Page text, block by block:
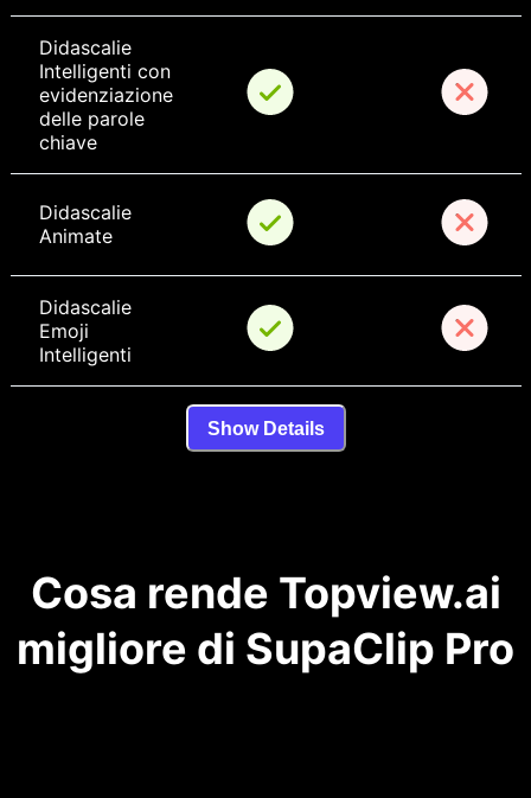
Didascalie
Intelligenti con
evidenziazione
delle parole
chiave
Didascalie
Animate
Didascalie
Emoji
Intelligenti
Show Details
Cosa rende Topview.ai
migliore di SupaClip Pro